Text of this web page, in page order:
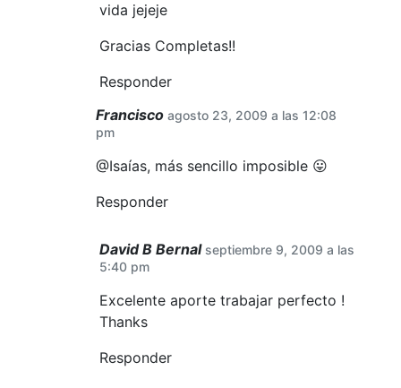
vida jejeje
Gracias Completas!!
Responder
Francisco agosto 23, 2009 a las 12:08
pm
@Isaías, más sencillo imposible 😛
Responder
David B Bernal septiembre 9, 2009 a las
5:40 pm
Excelente aporte trabajar perfecto !
Thanks
Responder